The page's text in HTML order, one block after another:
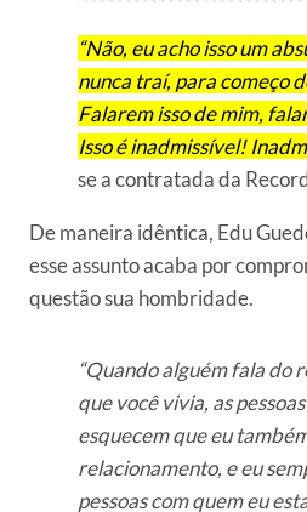
“Não, eu acho isso um
nunca traí, para começo
Falarem isso de mim,
Isso é inadmissível!
se a contratada da
De maneira idêntica, Edu
esse assunto acaba por
questão sua hombridade.
“Quando alguém fala do
que você vivia, as
esquecem que eu
relacionamento, e eu
pessoas com quem eu